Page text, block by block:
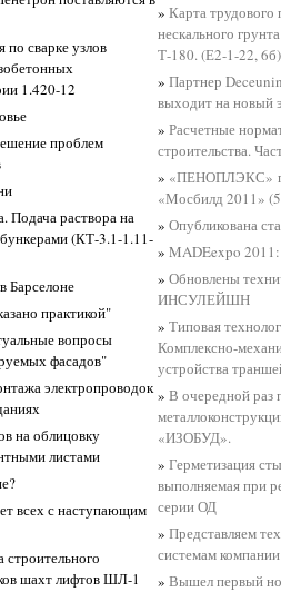
по сварке узлов
1.420-12
проблем
Подача раствора на
(КТ-3.1-1.11-
Барселоне
практикой"
вопросы
фасадов"
электропроводок
на облицовку
листами
всех с наступающим
строительного
шахт лифтов ШЛ-1
» Карта трудового
нескального
Т-180. (Е2-1-22, 6б)
» Партнер
выходит на новый
» Расчетные
строительства.
» «ПЕНОПЛЭКС»
«Мосбилд 2011»
» Опубликована
» MADEexpo
» Обновлены
ИНСУЛЕЙШН
» Типовая
Комплексно-
устройства
» В очередной раз
«ИЗОБУД».
» Герметизация
выполняемая при
серии ОД
» Представляем
системам
» Вышел первый